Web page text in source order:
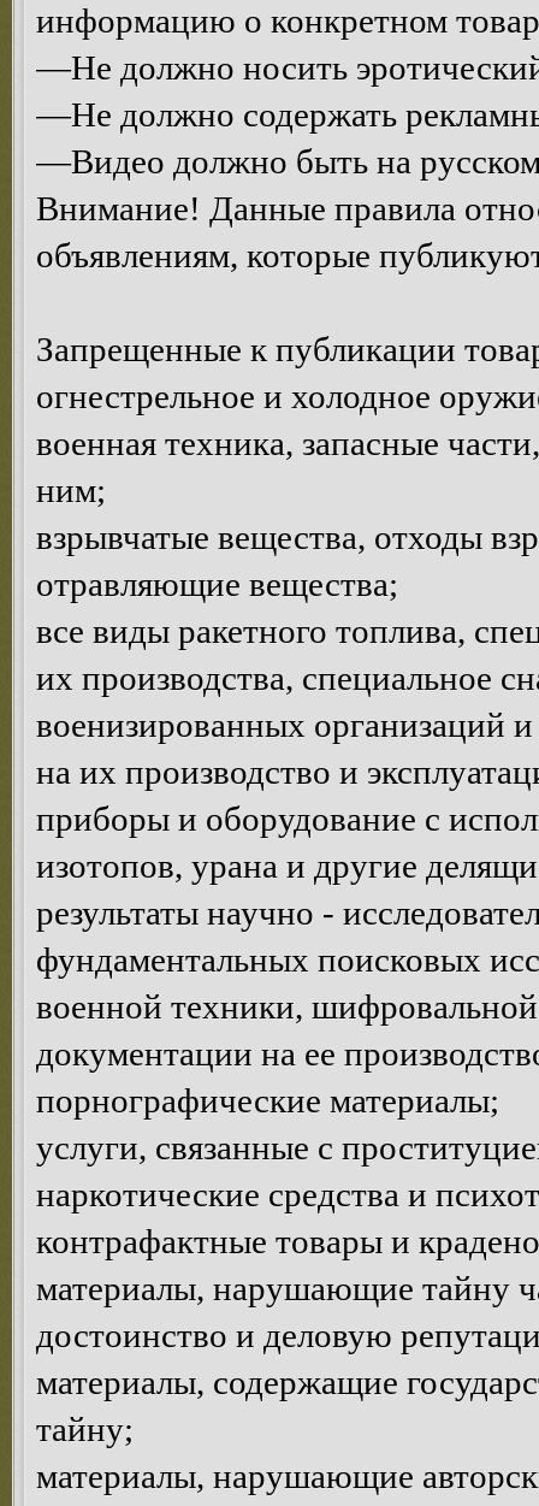
информацию о конкретном
—Не должно носить
—Не должно содержать
—Видео должно быть на
Внимание! Данные правила
объявлениям, которые
Запрещенные к публикации
огнестрельное и холодное
военная техника, запасные
ним;
взрывчатые вещества, отходы
отравляющие вещества;
все виды ракетного топлива,
их производства, специальное
военизированных организаций
на их производство и
приборы и оборудование с
изотопов, урана и другие
результаты научно -
фундаментальных поисковых
военной техники,
документации на ее
порнографические материалы;
услуги, связанные с
наркотические средства и
контрафактные товары и
материалы, нарушающие тайну
достоинство и деловую
материалы, содержащие
тайну;
материалы, нарушающие